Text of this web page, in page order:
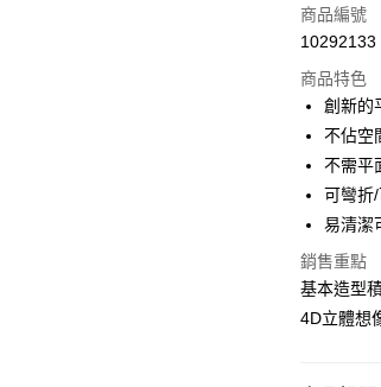
信用卡一次
Apple Pay
大哥付你
相關說明
【大哥付
1.本服務
2.付款方
流程，驗
完成交易。
3.實際核
4.訂單成
【關於「
AFTEE先
１．簡單
ATM付款
商品編號
10292133
商品特色
創新的
不佔空
不需平
可彎折
易清潔
銷售重點
基本造型
4D立體想